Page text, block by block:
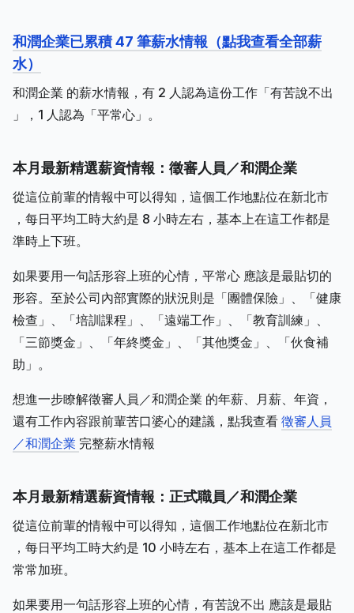
和潤企業已累積 47 筆薪水情報（點我查看全部薪
水）
和潤企業 的薪水情報，有 2 人認為這份工作「有苦說不出
」，1 人認為「平常心」。
本月最新精選薪資情報：徵審人員／和潤企業
從這位前輩的情報中可以得知，這個工作地點位在新北市
，每日平均工時大約是 8 小時左右，基本上在這工作都是
準時上下班。
如果要用一句話形容上班的心情，平常心 應該是最貼切的
形容。至於公司內部實際的狀況則是「團體保險」、「健康
檢查」、「培訓課程」、「遠端工作」、「教育訓練」、
「三節獎金」、「年終獎金」、「其他獎金」、「伙食補
助」。
想進一步瞭解徵審人員／和潤企業 的年薪、月薪、年資，
還有工作內容跟前輩苦口婆心的建議，點我查看 徵審人員
／和潤企業 完整薪水情報
本月最新精選薪資情報：正式職員／和潤企業
從這位前輩的情報中可以得知，這個工作地點位在新北市
，每日平均工時大約是 10 小時左右，基本上在這工作都是
常常加班。
如果要用一句話形容上班的心情，有苦說不出 應該是最貼